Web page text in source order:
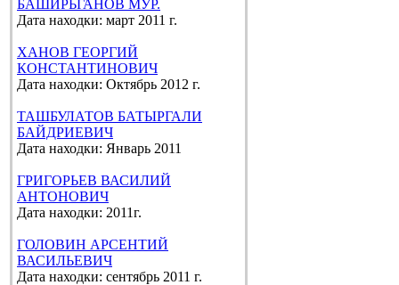
БАШИРЬГАНОВ МУР.
Дата находки: март 2011 г.
ХАНОВ ГЕОРГИЙ
КОНСТАНТИНОВИЧ
Дата находки: Октябрь 2012 г.
ТАШБУЛАТОВ БАТЫРГАЛИ
БАЙДРИЕВИЧ
Дата находки: Январь 2011
ГРИГОРЬЕВ ВАСИЛИЙ
АНТОНОВИЧ
Дата находки: 2011г.
ГОЛОВИН АРСЕНТИЙ
ВАСИЛЬЕВИЧ
Дата находки: сентябрь 2011 г.